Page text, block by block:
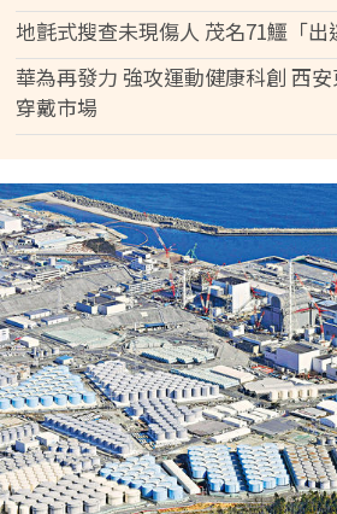
地氈式搜查未現傷人 茂名71鱷「出
華為再發力 強攻運動健康科創 西
穿戴市場